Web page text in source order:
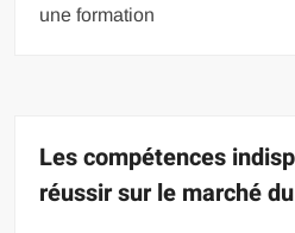
une formation
Les compétences
réussir sur le marché